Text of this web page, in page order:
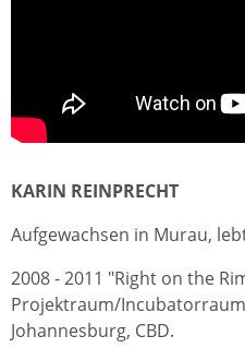
KARIN REINPRECHT
Aufgewachsen in Murau,
2008 - 2011 "Right on the
Projektraum/
Johannesburg, CBD.